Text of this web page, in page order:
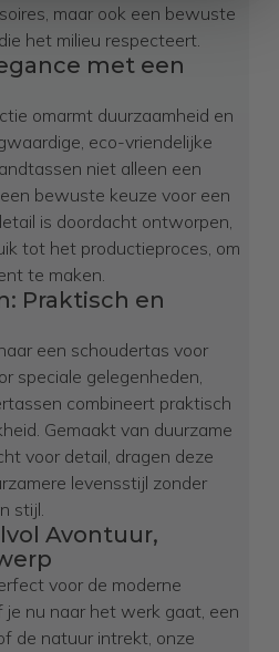
maar ook een bewuste
het milieu respecteert.
met een
omarmt duurzaamheid en
eco-vriendelijke
niet alleen een
bewuste keuze voor een
is doordacht ontworpen,
tot het productieproces, om
te maken.
Praktisch en
een schoudertas voor
speciale gelegenheden,
combineert praktisch
Gemaakt van duurzame
voor detail, dragen deze
levensstijl zonder
stijl.
Avontuur,
voor de moderne
je nu naar het werk gaat, een
de natuur intrekt, onze